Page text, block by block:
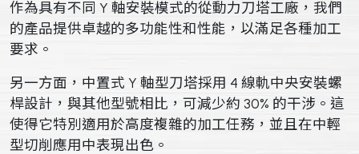
作為具有不同 Y 軸安裝模式的從動力刀塔工廠，我們
的產品提供卓越的多功能性和性能，以滿足各種加工
要求。
另一方面，中置式 Y 軸型刀塔採用 4 線軌中央安裝螺
桿設計，與其他型號相比，可減少約 30% 的干涉。這
使得它特別適用於高度複雜的加工任務，並且在中輕
型切削應用中表現出色。